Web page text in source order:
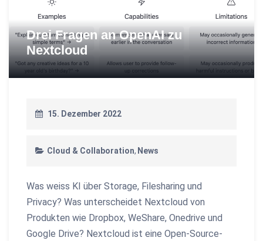
Drei Fragen an OpenAI zu
Nextcloud
15. Dezember 2022
Cloud & Collaboration News
Was weiss KI über Storage, Filesharing und
Privacy? Was unterscheidet Nextcloud von
Produkten wie Dropbox, WeShare, Onedrive und
Google Drive? Nextcloud ist eine Open-Source-